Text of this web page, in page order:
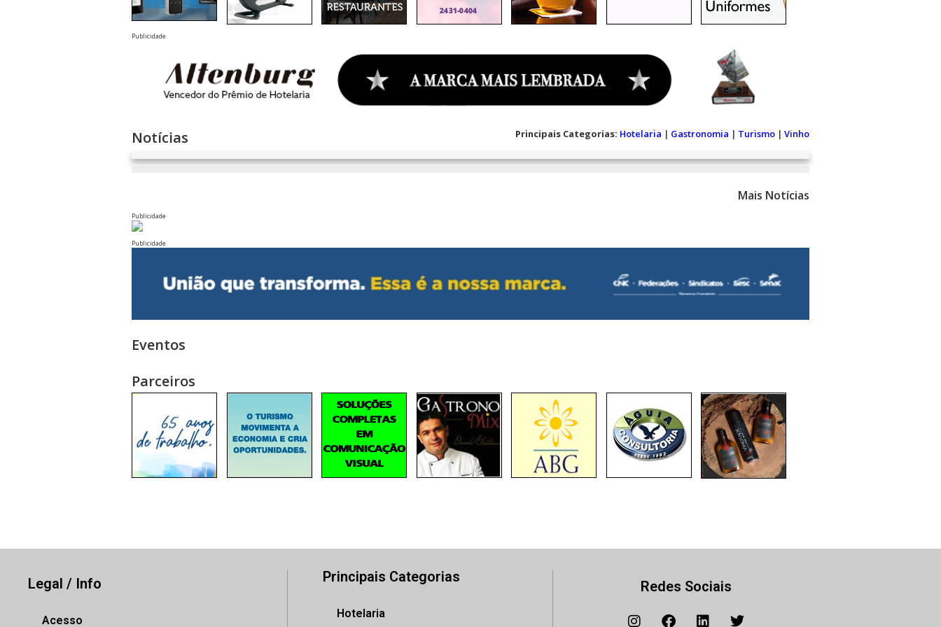
Publicidade
Notícias Principais Categorias: Hotelaria | Gastronomia | Turismo | Vinho
Mais Notícias
Publicidade
Publicidade
Eventos
Parceiros
Legal / Info
Acesso
Principais Categorias
Hotelaria
Redes Sociais